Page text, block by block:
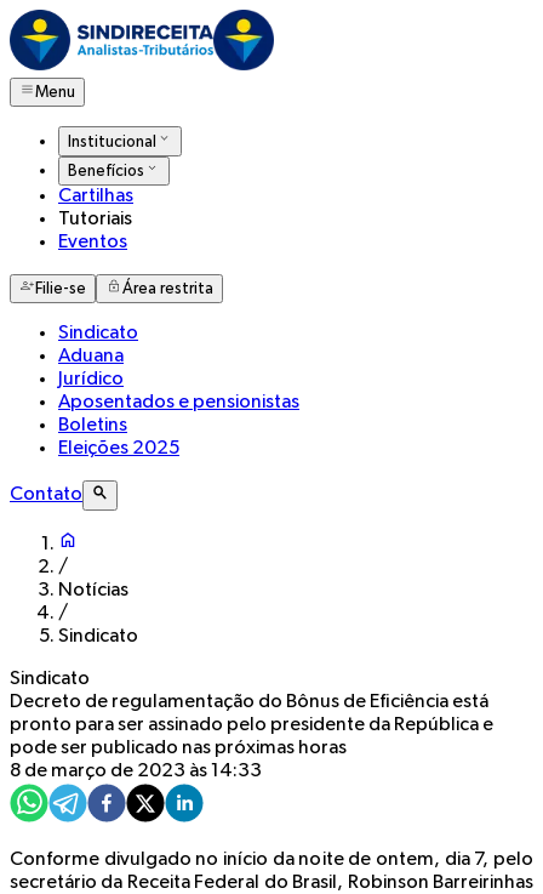
Menu
Institucional
Benefícios
Cartilhas
Tutoriais
Eventos
Filie-se Área restrita
Sindicato
Aduana
Jurídico
Aposentados e pensionistas
Boletins
Eleições 2025
Contato
/
Notícias
/
Sindicato
Sindicato
Decreto de regulamentação do Bônus de Eficiência está
pronto para ser assinado pelo presidente da República e
pode ser publicado nas próximas horas
8 de março de 2023 às 14:33
Conforme divulgado no início da noite de ontem, dia 7, pelo
secretário da Receita Federal do Brasil, Robinson Barreirinhas